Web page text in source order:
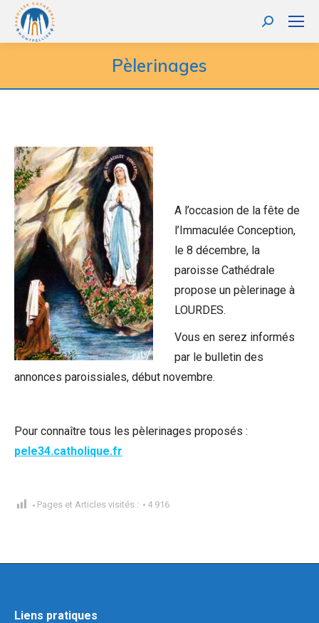
Recherche
:
Pèlerinages
A l’occasion de la fête de
l’Immaculée Conception,
le 8 décembre, la
paroisse Cathédrale
propose un pèlerinage à
LOURDES.
Vous en serez informés
par le bulletin des
annonces paroissiales, début novembre.
Pour connaître tous les pèlerinages proposés :
pele34.catholique.fr
Pages et Articles visités : 4 916
Liens pratiques